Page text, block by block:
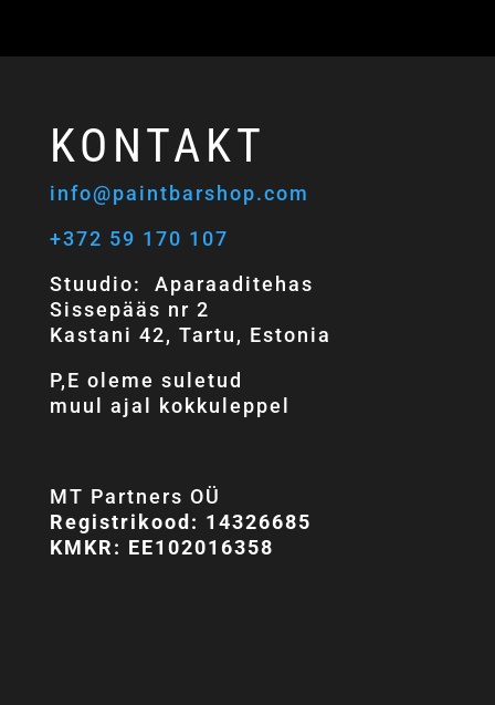
KONTAKT
info@paintbarshop.com
+372 59 170 107
Stuudio: Aparaaditehas
Sissepääs nr 2
Kastani 42, Tartu, Estonia
P,E oleme suletud
muul ajal kokkuleppel
MT Partners OÜ
Registrikood: 14326685
KMKR: EE102016358